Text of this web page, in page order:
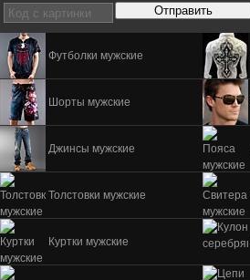
Футболки мужские
Шорты мужские
Джинсы мужские
Толстовки мужские
Куртки мужские